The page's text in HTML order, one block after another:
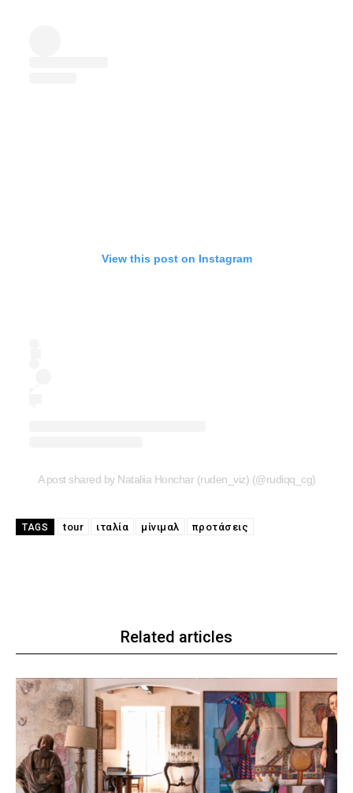
View this post on Instagram
A post shared by Nataliia Honchar (ruden_viz) (@rudiqq_cg)
TAGS tour ιταλία μίνιμαλ προτάσεις
Related articles